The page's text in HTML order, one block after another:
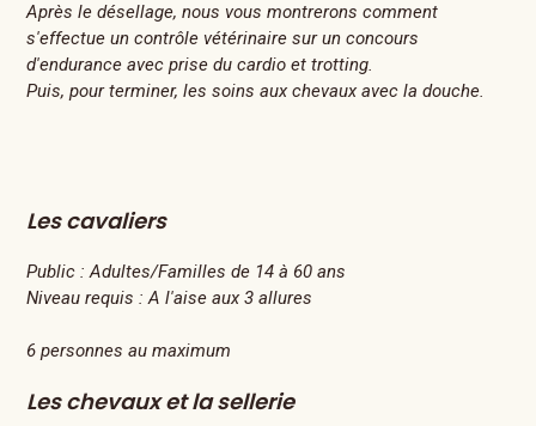
Après le désellage, nous vous montrerons comment
s'effectue un contrôle vétérinaire sur un concours
d'endurance avec prise du cardio et trotting.
Puis, pour terminer, les soins aux chevaux avec la douche.
Les cavaliers
Public : Adultes/Familles de 14 à 60 ans
Niveau requis : A l'aise aux 3 allures
6 personnes au maximum
Les chevaux et la sellerie